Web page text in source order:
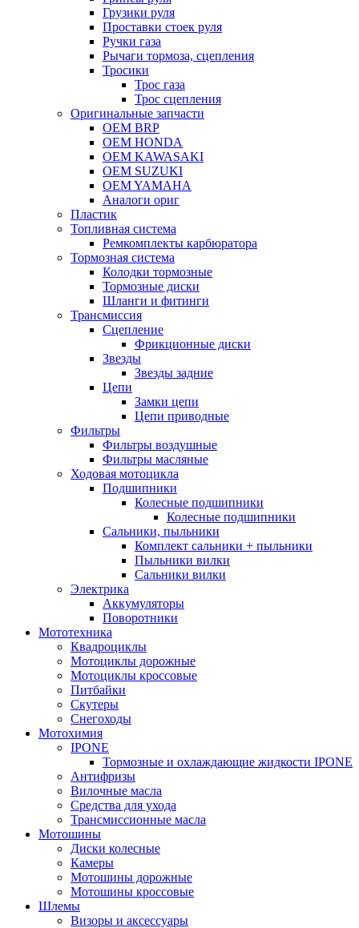
Грузики руля
Проставки стоек руля
Ручки газа
Рычаги тормоза, сцепления
Тросики
Трос газа
Трос сцепления
Оригинальные запчасти
OEM BRP
OEM HONDA
OEM KAWASAKI
OEM SUZUKI
OEM YAMAHA
Аналоги ориг
Пластик
Топливная система
Ремкомплекты карбюратора
Тормозная система
Колодки тормозные
Тормозные диски
Шланги и фитинги
Трансмиссия
Cцепление
Фрикционные диски
Звезды
Звезды задние
Цепи
Замки цепи
Цепи приводные
Фильтры
Фильтры воздушные
Фильтры масляные
Ходовая мотоцикла
Подшипники
Колесные подшипники
Колесные подшипники
Сальники, пыльники
Комплект сальники + пыльники
Пыльники вилки
Сальники вилки
Электрика
Аккумуляторы
Поворотники
Мототехника
Квадроциклы
Мотоциклы дорожные
Мотоциклы кроссовые
Питбайки
Скутеры
Снегоходы
Мотохимия
IPONE
Тормозные и охлаждающие жидкости IPONE
Антифризы
Вилочные масла
Средства для ухода
Трансмиссионные масла
Мотошины
Диски колесные
Камеры
Мотошины дорожные
Мотошины кроссовые
Шлемы
Визоры и аксессуары